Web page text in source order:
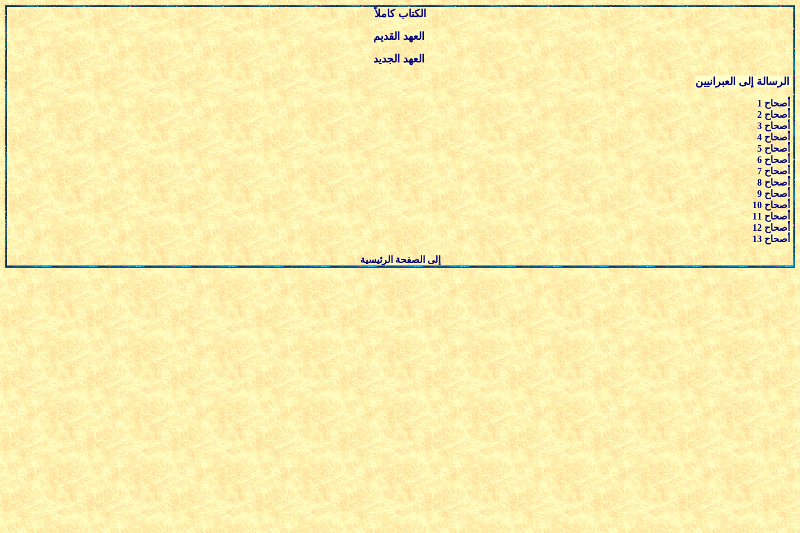
الكتاب كاملاً
العهد القديم
العهد الجديد
الرسالة إلى العبرانيين
أصحاح 1
أصحاح 2
أصحاح 3
أصحاح 4
أصحاح 5
أصحاح 6
أصحاح 7
أصحاح 8
أصحاح 9
أصحاح 10
أصحاح 11
أصحاح 12
أصحاح 13
إلى الصفحة الرئيسية